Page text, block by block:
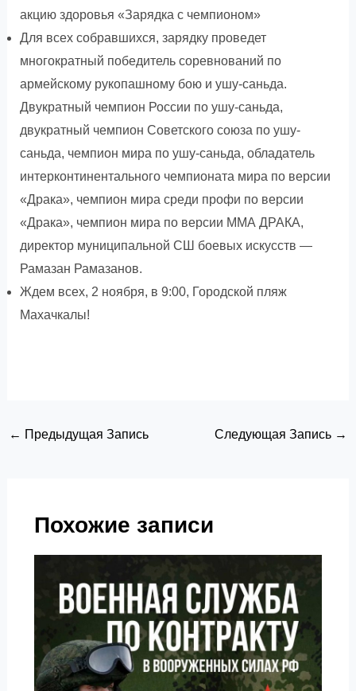
акцию здоровья «Зарядка с чемпионом»
Для всех собравшихся, зарядку проведет
многократный победитель соревнований по
армейскому рукопашному бою и ушу-саньда.
Двукратный чемпион России по ушу-саньда,
двукратный чемпион Советского союза по ушу-
саньда, чемпион мира по ушу-саньда, обладатель
интерконтинентального чемпионата мира по версии
«Драка», чемпион мира среди профи по версии
«Драка», чемпион мира по версии ММА ДРАКА,
директор муниципальной СШ боевых искусств —
Рамазан Рамазанов.
Ждем всех, 2 ноября, в 9:00, Городской пляж
Махачкалы!
Навигация
← Предыдущая Запись Следующая Запись →
Похожие записи